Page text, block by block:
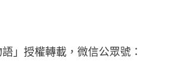
語」授權轉載，微信公眾號：